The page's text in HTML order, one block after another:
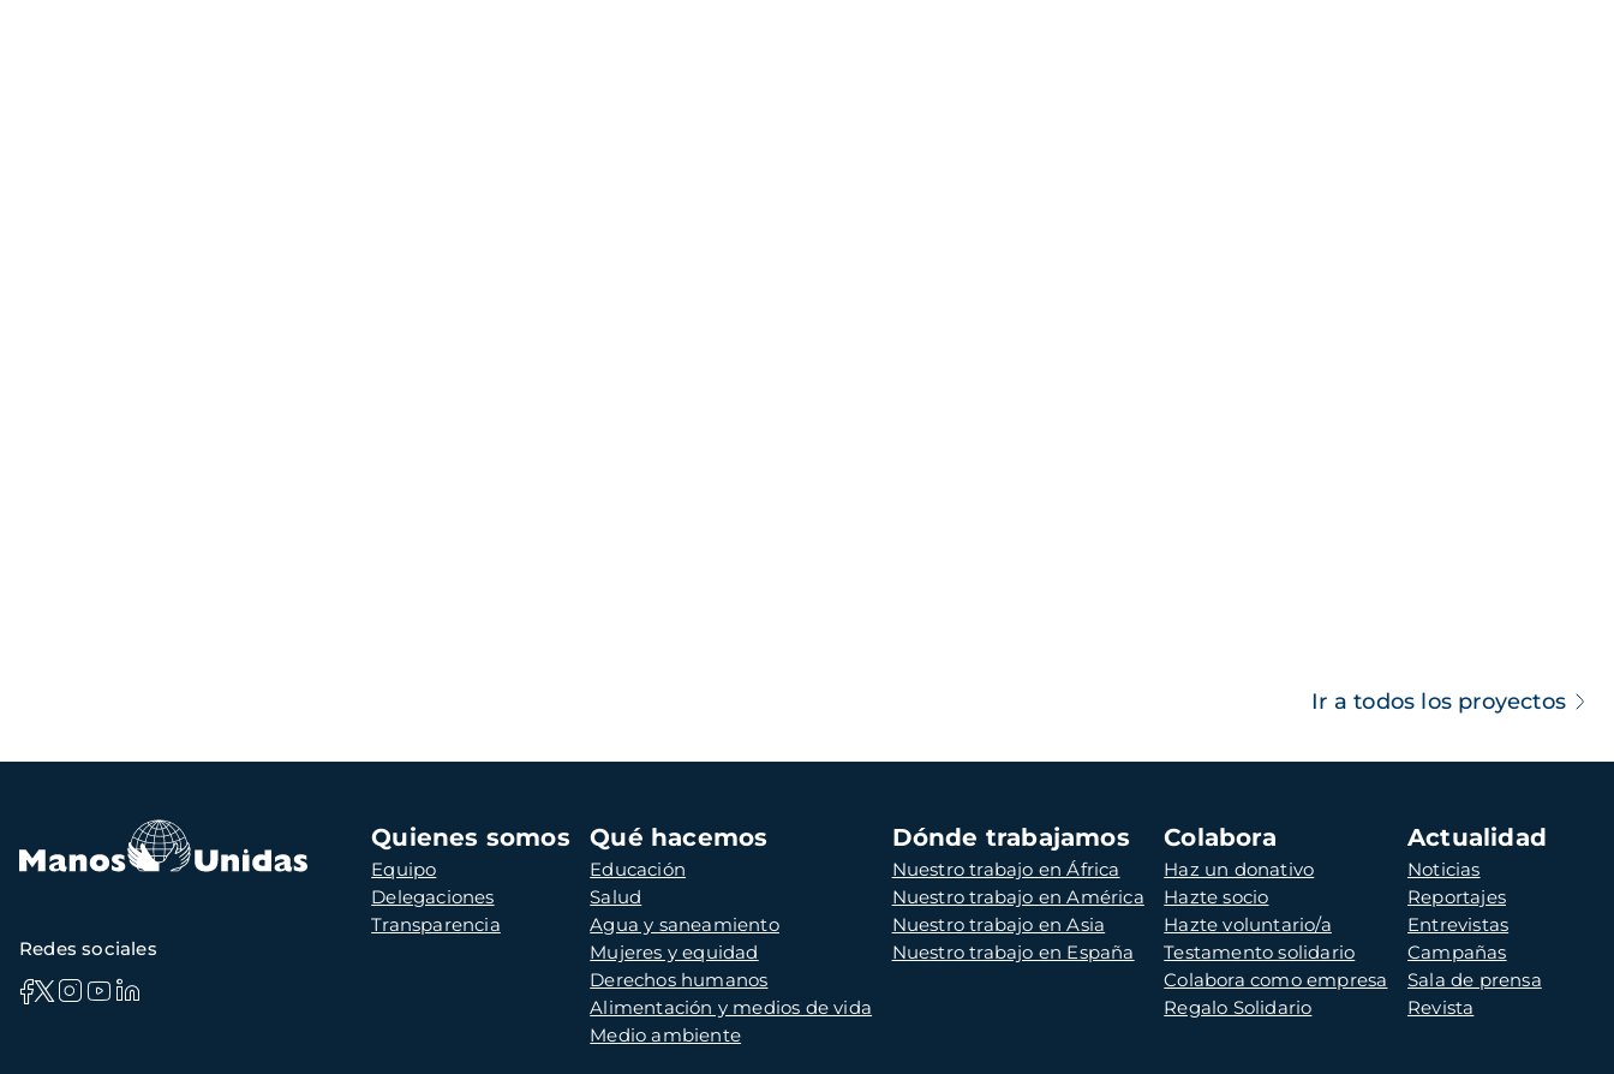
Ir a todos los proyectos
Navegación
principal
Quienes somos
Equipo
Delegaciones
Transparencia
Qué hacemos
Educación
Salud
Agua y saneamiento
Mujeres y equidad
Derechos humanos
Alimentación y medios de vida
Medio ambiente
Dónde trabajamos
Nuestro trabajo en África
Nuestro trabajo en América
Nuestro trabajo en Asia
Nuestro trabajo en España
Colabora
Haz un donativo
Hazte socio
Hazte voluntario/a
Testamento solidario
Colabora como empresa
Regalo Solidario
Actualidad
Noticias
Reportajes
Entrevistas
Campañas
Sala de prensa
Revista
Redes sociales